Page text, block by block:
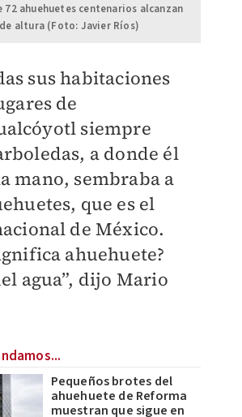
72 ahuehuetes centenarios alcanzan
altura (Foto: Javier Ríos)
sus habitaciones
de
siempre
a donde él
mano, sembraba a
que es el
de México.
ahuehuete?
agua”, dijo Mario
Pequeños brotes del
ahuehuete de Reforma
muestran que sigue en